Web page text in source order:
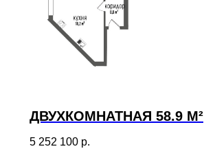
ДВУХКОМНАТНАЯ 58.9 М²
5 252 100 р.